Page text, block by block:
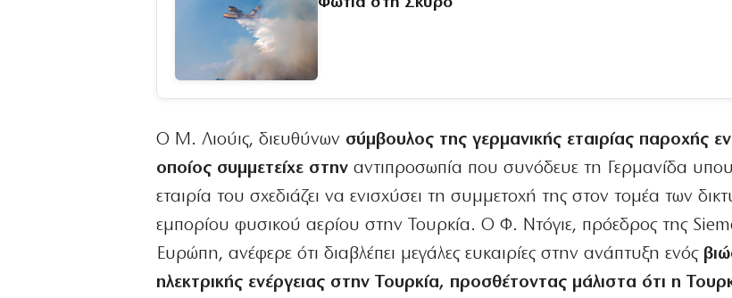
Ο M. Λιούις, διευθύνων σύμβουλος της γερμανικής εταιρίας παροχής
οποίος συμμετείχε στην αντιπροσωπία που συνόδευε τη Γερμανίδα
εταιρία του σχεδιάζει να ενισχύσει τη συμμετοχή της στον τομέα των
εμπορίου φυσικού αερίου στην Τουρκία. Ο Φ. Ντόγιε, πρόεδρος της
Ευρώπη, ανέφερε ότι διαβλέπει μεγάλες ευκαιρίες στην ανάπτυξη ενός
ηλεκτρικής ενέργειας στην Τουρκία, προσθέτοντας μάλιστα ότι η